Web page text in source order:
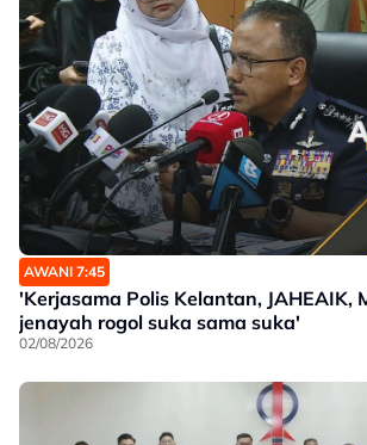
AWANI 7:45
'Kerjasama Polis Kelantan, JAHEAIK,
jenayah rogol suka sama suka'
02/08/2026